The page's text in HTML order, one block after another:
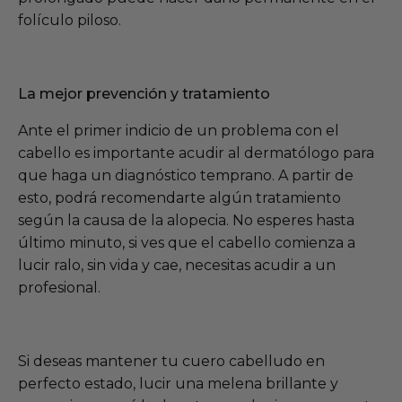
folículo piloso.
La mejor prevención y tratamiento
Ante el primer indicio de un problema con el
cabello es importante acudir al dermatólogo para
que haga un diagnóstico temprano. A partir de
esto, podrá recomendarte algún tratamiento
según la causa de la alopecia. No esperes hasta
último minuto, si ves que el cabello comienza a
lucir ralo, sin vida y cae, necesitas acudir a un
profesional.
Si deseas mantener tu cuero cabelludo en
perfecto estado, lucir una melena brillante y